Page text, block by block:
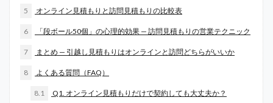
5 オンライン見積もりと訪問見積もりの比較表
6 「段ボール50個」の心理的効果 — 訪問見積もりの営業テクニック
7 まとめ — 引越し見積もりはオンラインと訪問どちらがいいか
8 よくある質問（FAQ）
8.1 Q1. オンライン見積もりだけで契約しても大丈夫か？